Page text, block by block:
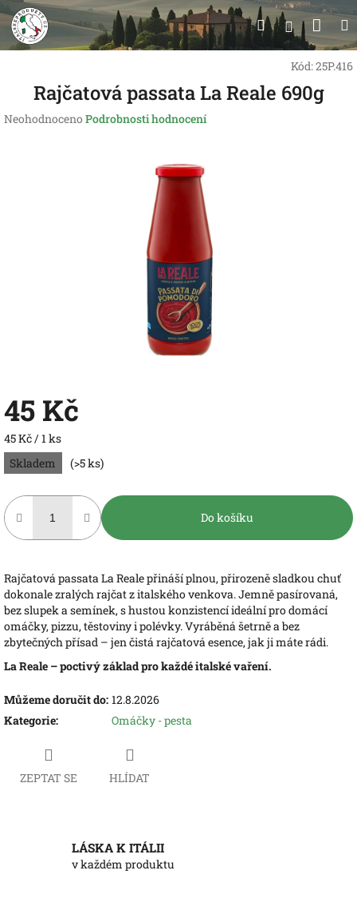
Přejít
na
obsah
Hledat
Kód:25P.416
Rajčatová passata La Reale 690g
Průměrné
Neohodnoceno Podrobnosti hodnocení
45 Kč
Měrná
cena:
45 Kč / 1 ks
Skladem
(>5 ks)
Do košíku
Rajčatová passata La Reale přináší plnou, přirozeně sladkou chuť
dokonale zralých rajčat z italského venkova. Jemně pasírovaná,
bez slupek a semínek, s hustou konzistencí ideální pro domácí
omáčky, pizzu, těstoviny i polévky. Vyráběná šetrně a bez
zbytečných přísad – jen čistá rajčatová esence, jak ji máte rádi.
La Reale – poctivý základ pro každé italské vaření.
Můžeme doručit do: 12.8.2026
Kategorie: Omáčky - pesta
ZEPTAT SE HLÍDAT
LÁSKA K ITÁLII
v každém produktu